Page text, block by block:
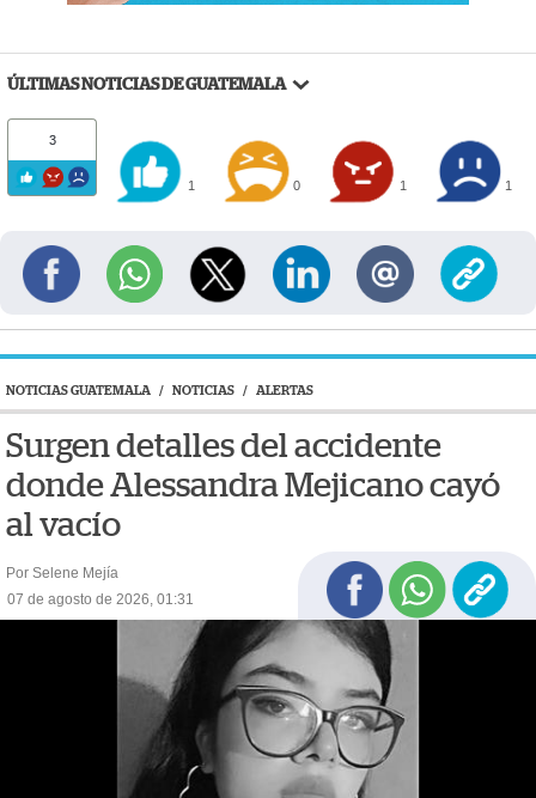
ÚLTIMAS NOTICIAS DE GUATEMALA
3
1 0 1 1
NOTICIAS GUATEMALA / NOTICIAS / ALERTAS
Surgen detalles del accidente
donde Alessandra Mejicano cayó
al vacío
Por Selene Mejía
07 de agosto de 2026, 01:31